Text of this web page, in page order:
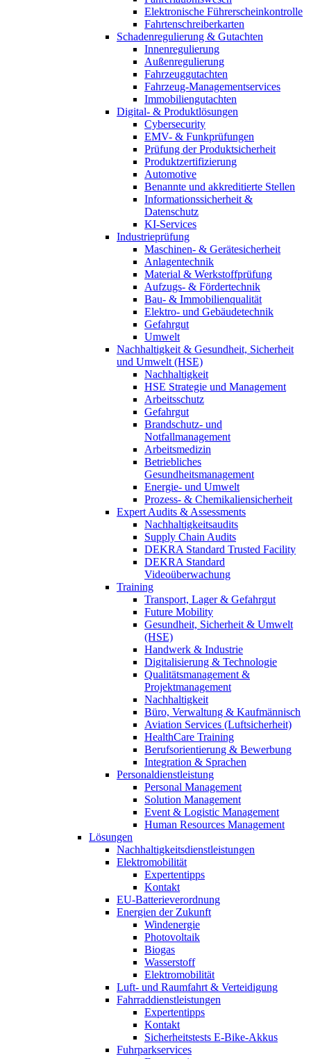
Elektronische Führerscheinkontrolle
Fahrtenschreiberkarten
Schadenregulierung & Gutachten
Innenregulierung
Außenregulierung
Fahrzeuggutachten
Fahrzeug-Managementservices
Immobiliengutachten
Digital- & Produktlösungen
Cybersecurity
EMV- & Funkprüfungen
Prüfung der Produktsicherheit
Produktzertifizierung
Automotive
Benannte und akkreditierte Stellen
Informationssicherheit &
Datenschutz
KI-Services
Industrieprüfung
Maschinen- & Gerätesicherheit
Anlagentechnik
Material & Werkstoffprüfung
Aufzugs- & Fördertechnik
Bau- & Immobilienqualität
Elektro- und Gebäudetechnik
Gefahrgut
Umwelt
Nachhaltigkeit & Gesundheit, Sicherheit
und Umwelt (HSE)
Nachhaltigkeit
HSE Strategie und Management
Arbeitsschutz
Gefahrgut
Brandschutz- und
Notfallmanagement
Arbeitsmedizin
Betriebliches
Gesundheitsmanagement
Energie- und Umwelt
Prozess- & Chemikaliensicherheit
Expert Audits & Assessments
Nachhaltigkeitsaudits
Supply Chain Audits
DEKRA Standard Trusted Facility
DEKRA Standard
Videoüberwachung
Training
Transport, Lager & Gefahrgut
Future Mobility
Gesundheit, Sicherheit & Umwelt
(HSE)
Handwerk & Industrie
Digitalisierung & Technologie
Qualitätsmanagement &
Projektmanagement
Nachhaltigkeit
Büro, Verwaltung & Kaufmännisch
Aviation Services (Luftsicherheit)
HealthCare Training
Berufsorientierung & Bewerbung
Integration & Sprachen
Personaldienstleistung
Personal Management
Solution Management
Event & Logistic Management
Human Resources Management
Lösungen
Nachhaltigkeitsdienstleistungen
Elektromobilität
Expertentipps
Kontakt
EU-Batterieverordnung
Energien der Zukunft
Windenergie
Photovoltaik
Biogas
Wasserstoff
Elektromobilität
Luft- und Raumfahrt & Verteidigung
Fahrraddienstleistungen
Expertentipps
Kontakt
Sicherheitstests E-Bike-Akkus
Fuhrparkservices